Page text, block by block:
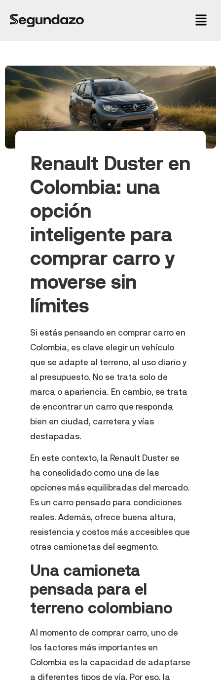
Renault Duster en
Colombia: una
opción
inteligente para
comprar carro y
moverse sin
límites
Si estás pensando en comprar carro en
Colombia, es clave elegir un vehículo
que se adapte al terreno, al uso diario y
al presupuesto. No se trata solo de
marca o apariencia. En cambio, se trata
de encontrar un carro que responda
bien en ciudad, carretera y vías
destapadas.
En este contexto, la Renault Duster se
ha consolidado como una de las
opciones más equilibradas del mercado.
Es un carro pensado para condiciones
reales. Además, ofrece buena altura,
resistencia y costos más accesibles que
otras camionetas del segmento.
Una camioneta
pensada para el
terreno colombiano
Al momento de comprar carro, uno de
los factores más importantes en
Colombia es la capacidad de adaptarse
a diferentes tipos de vía. Por eso, la